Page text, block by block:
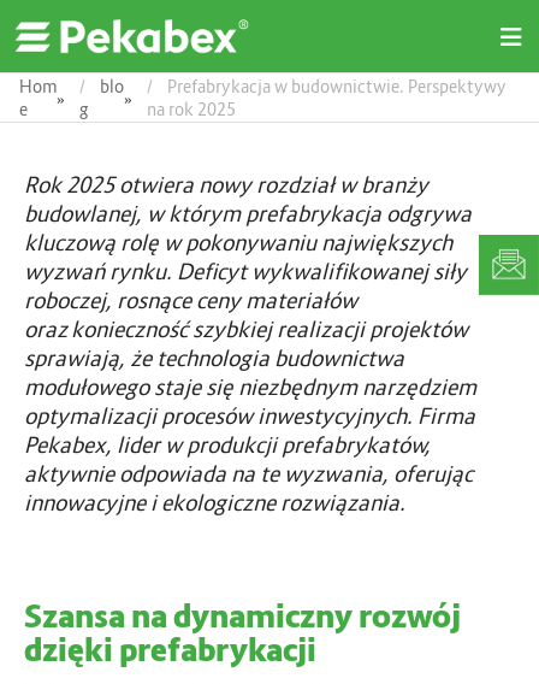
O
p
e
M
Hom
e
»
blo
g
»
Prefabrykacja w budownictwie. Perspektywy
na rok 2025
Rok 2025 otwiera nowy rozdział w branży
budowlanej, w którym prefabrykacja odgrywa
kluczową rolę w pokonywaniu największych
wyzwań rynku. Deficyt wykwalifikowanej siły
roboczej, rosnące ceny materiałów
oraz konieczność szybkiej realizacji projektów
sprawiają, że technologia budownictwa
modułowego staje się niezbędnym narzędziem
optymalizacji procesów inwestycyjnych. Firma
Pekabex, lider w produkcji prefabrykatów,
aktywnie odpowiada na te wyzwania, oferując
innowacyjne i ekologiczne rozwiązania.
Szansa na dynamiczny rozwój
dzięki prefabrykacji